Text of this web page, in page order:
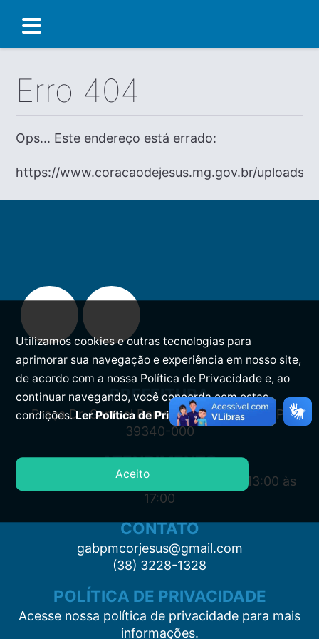
Erro 404
Ops... Este endereço está errado:
https://www.coracaodejesus.mg.gov.br/uploads/
PREFEITURA
Praça Dr. Samuel Barreto, s/n, Centro CEP:
39340-000
ATENDIMENTO
Segunda à Sexta: 7:00 às 11:00 e das 13:00 às
17:00
CONTATO
gabpmcorjesus@gmail.com
(38) 3228-1328
POLÍTICA DE PRIVACIDADE
Acesse nossa política de privacidade para mais
informações.
Utilizamos cookies e outras tecnologias para
aprimorar sua navegação e experiência em nosso site,
de acordo com a nossa Política de Privacidade e, ao
continuar navegando, você concorda com estas
condições.Ler Política de Privacidade.
Aceito